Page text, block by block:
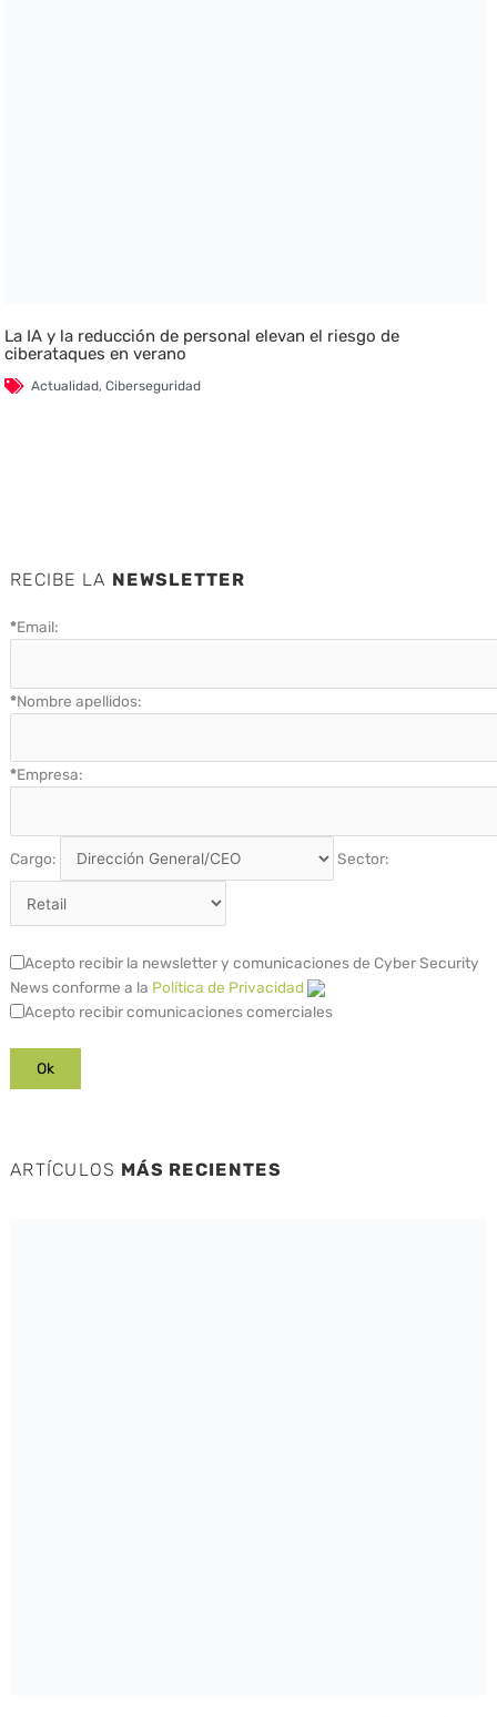
La IA y la reducción de personal elevan el riesgo de
ciberataques en verano
Actualidad,Ciberseguridad
RECIBE LA NEWSLETTER
*Email:
*Nombre apellidos:
*Empresa:
Cargo: Sector:
Acepto recibir la newsletter y comunicaciones de Cyber Security
News conforme a la Política de Privacidad
Acepto recibir comunicaciones comerciales
ARTÍCULOS MÁS RECIENTES